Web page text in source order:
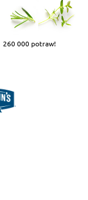
260 000 potraw!